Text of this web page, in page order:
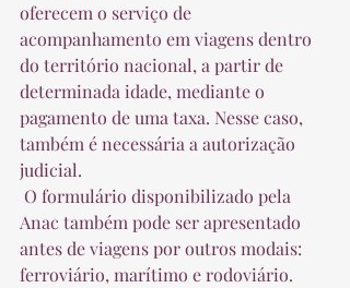
oferecem o serviço de
acompanhamento em viagens dentro
do território nacional, a partir de
determinada idade, mediante o
pagamento de uma taxa. Nesse caso,
também é necessária a autorização
judicial.
Anac também pode ser apresentado
antes de viagens por outros modais:
ferroviário, marítimo e rodoviário.